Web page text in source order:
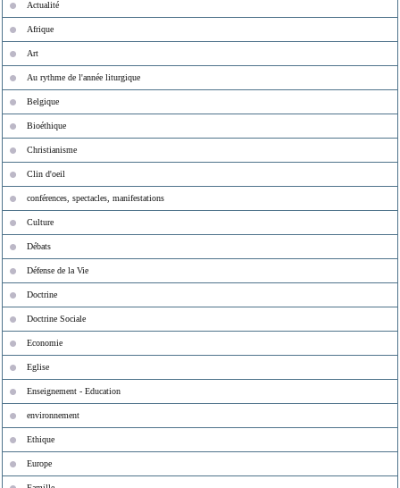
Actualité
Afrique
Art
Au rythme de l'année liturgique
Belgique
Bioéthique
Christianisme
Clin d'oeil
conférences, spectacles, manifestations
Culture
Débats
Défense de la Vie
Doctrine
Doctrine Sociale
Economie
Eglise
Enseignement - Education
environnement
Ethique
Europe